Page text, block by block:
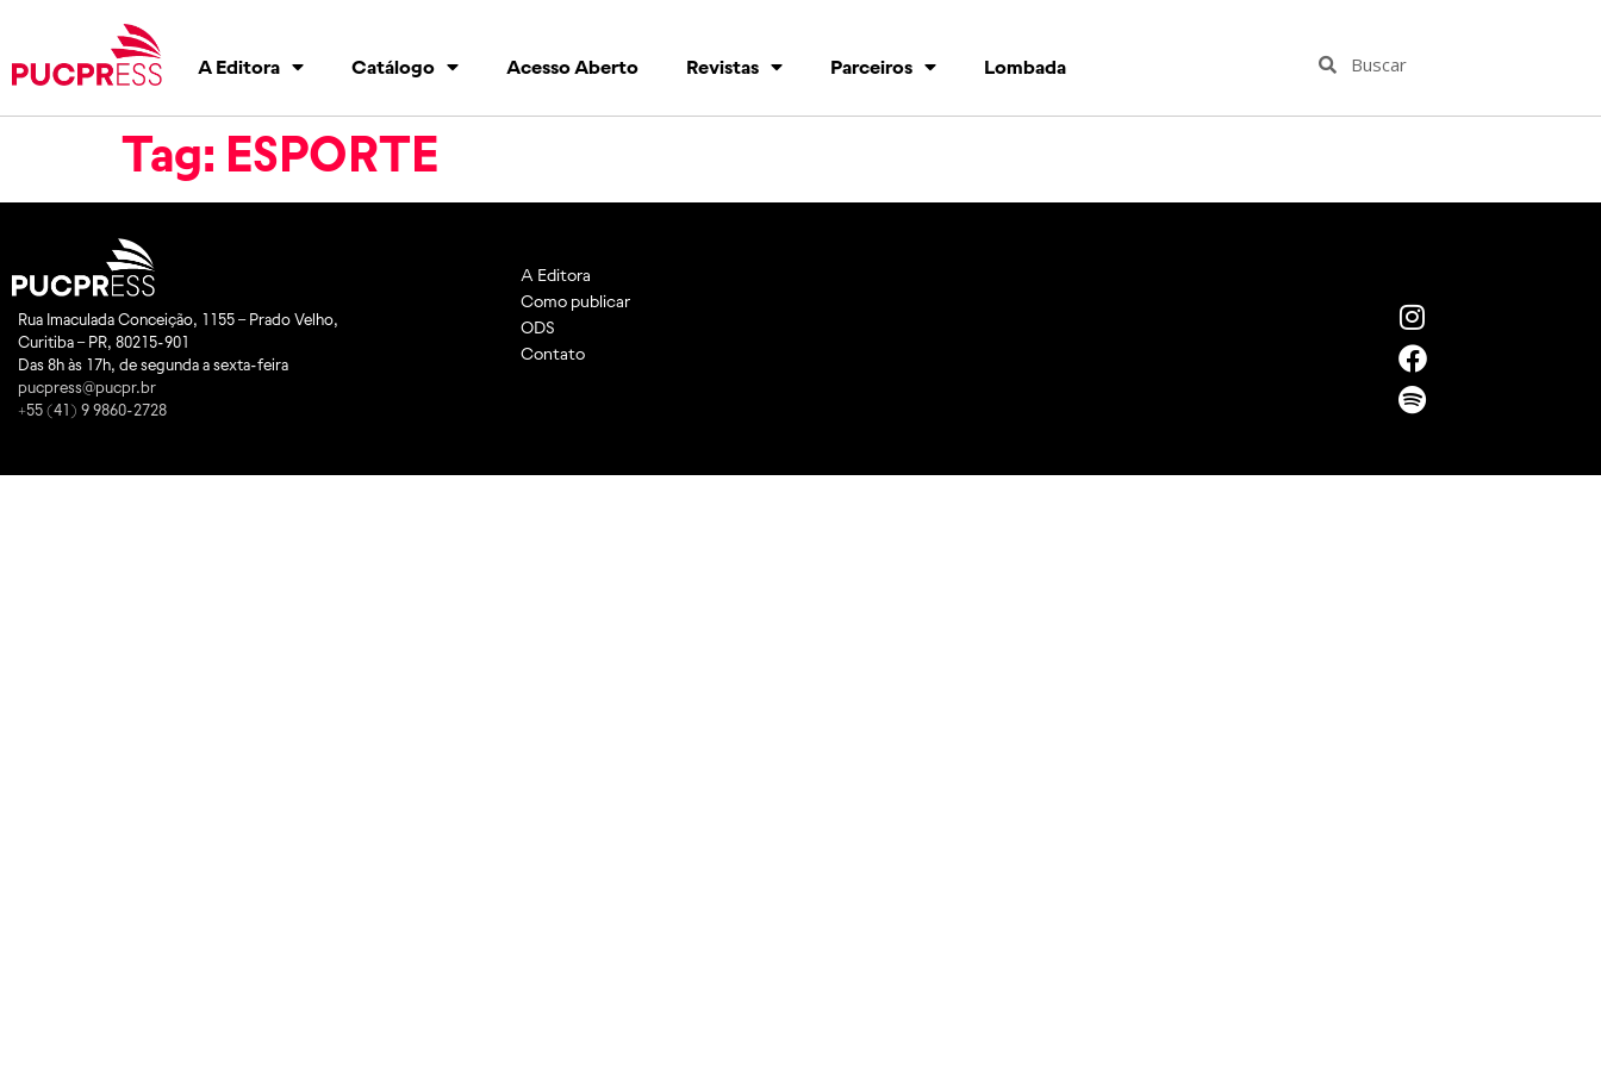
A Editora Catálogo Acesso Aberto Revistas Parceiros Lombada
Tag: ESPORTE
Rua Imaculada Conceição, 1155 – Prado Velho,
Curitiba – PR, 80215-901
Das 8h às 17h, de segunda a sexta-feira
pucpress@pucpr.br
+55 (41) 9 9860-2728
A Editora
Como publicar
ODS
Contato